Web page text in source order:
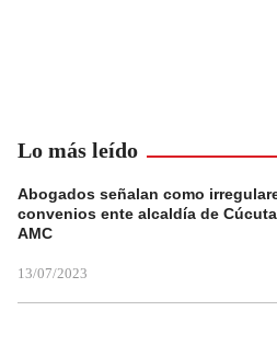
Lo más leído
Abogados señalan como
convenios ente alcaldía de
AMC
13/07/2023